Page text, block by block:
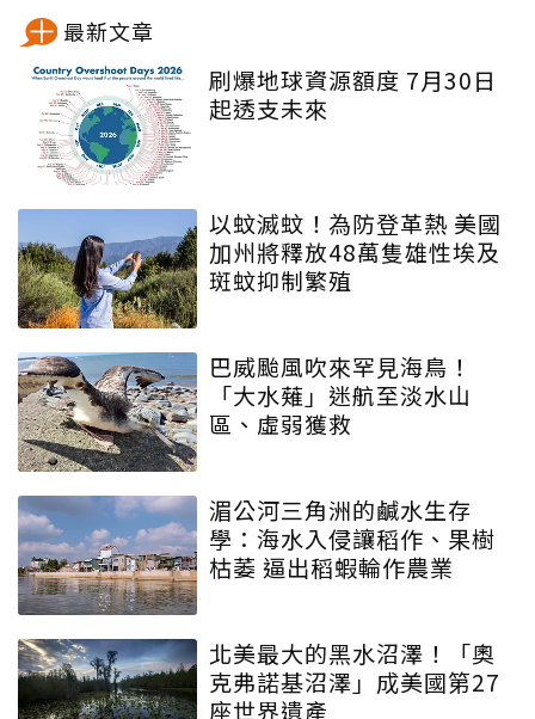
最新文章
刷爆地球資源額度 7月30日
起透支未來
以蚊滅蚊！為防登革熱 美國
加州將釋放48萬隻雄性埃及
斑蚊抑制繁殖
巴威颱風吹來罕見海鳥！
「大水薙」迷航至淡水山
區、虛弱獲救
湄公河三角洲的鹹水生存
學：海水入侵讓稻作、果樹
枯萎 逼出稻蝦輪作農業
北美最大的黑水沼澤！「奧
克弗諾基沼澤」成美國第27
座世界遺產